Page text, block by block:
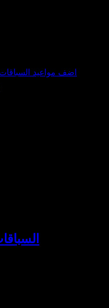
اضف مواعيد